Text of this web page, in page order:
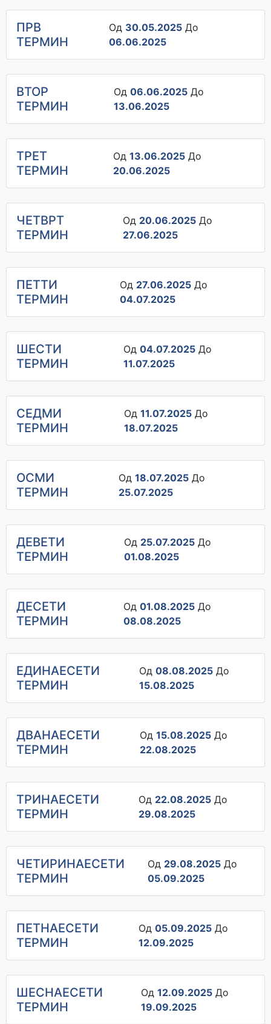
ПРВ
ТЕРМИН
Од 30.05.2025До
06.06.2025
ВТОР
ТЕРМИН
Од 06.06.2025До
13.06.2025
ТРЕТ
ТЕРМИН
Од 13.06.2025До
20.06.2025
ЧЕТВРТ
ТЕРМИН
Од 20.06.2025До
27.06.2025
ПЕТТИ
ТЕРМИН
Од 27.06.2025До
04.07.2025
ШЕСТИ
ТЕРМИН
Од 04.07.2025До
11.07.2025
СЕДМИ
ТЕРМИН
Од 11.07.2025До
18.07.2025
ОСМИ
ТЕРМИН
Од18.07.2025 До
25.07.2025
ДЕВЕТИ
ТЕРМИН
Од 25.07.2025До
01.08.2025
ДЕСЕТИ
ТЕРМИН
Од01.08.2025 До
08.08.2025
ЕДИНАЕСЕТИ
ТЕРМИН
Од 08.08.2025До
15.08.2025
ДВАНАЕСЕТИ
ТЕРМИН
Од 15.08.2025До
22.08.2025
ТРИНАЕСЕТИ
ТЕРМИН
Од 22.08.2025До
29.08.2025
ЧЕТИРИНАЕСЕТИ
ТЕРМИН
Од 29.08.2025 До
05.09.2025
ПЕТНАЕСЕТИ
ТЕРМИН
Од05.09.2025 До
12.09.2025
ШЕСНАЕСЕТИ
ТЕРМИН
Од 12.09.2025До
19.09.2025